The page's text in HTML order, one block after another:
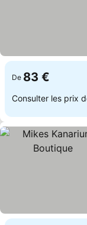
De 83 €
Consulter les prix